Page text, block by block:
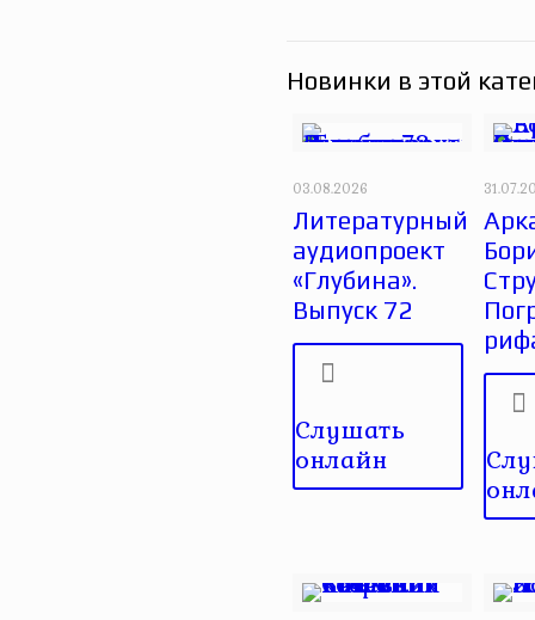
Новинки в этой
03.08.2026
Литературный
аудиопроект
«Глубина».
Выпуск 72
Слушать
онлайн